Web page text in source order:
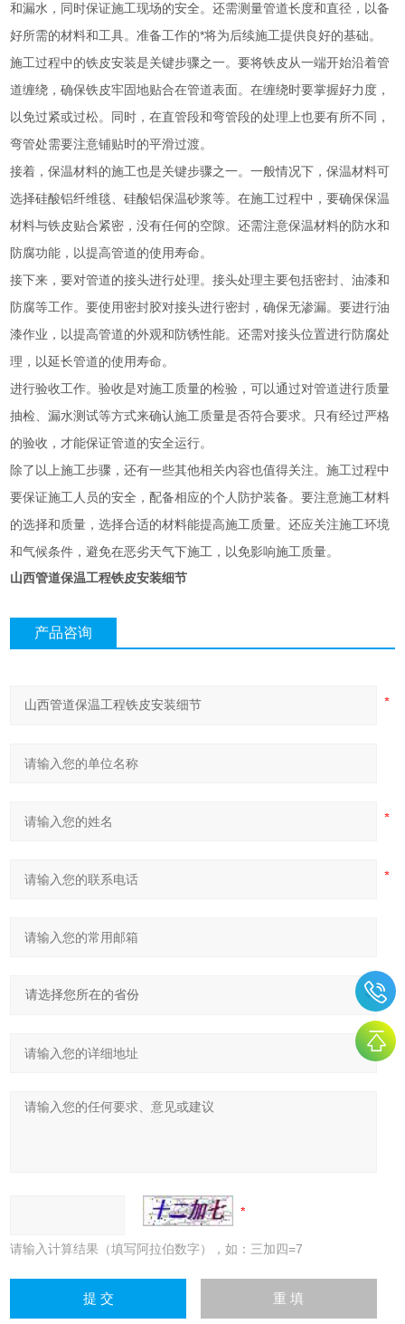
和漏水，同时保证施工现场的安全。还需测量管道长度和直径，以备
好所需的材料和工具。准备工作的*将为后续施工提供良好的基础。
施工过程中的铁皮安装是关键步骤之一。要将铁皮从一端开始沿着管
道缠绕，确保铁皮牢固地贴合在管道表面。在缠绕时要掌握好力度，
以免过紧或过松。同时，在直管段和弯管段的处理上也要有所不同，
弯管处需要注意铺贴时的平滑过渡。
接着，保温材料的施工也是关键步骤之一。一般情况下，保温材料可
选择硅酸铝纤维毯、硅酸铝保温砂浆等。在施工过程中，要确保保温
材料与铁皮贴合紧密，没有任何的空隙。还需注意保温材料的防水和
防腐功能，以提高管道的使用寿命。
接下来，要对管道的接头进行处理。接头处理主要包括密封、油漆和
防腐等工作。要使用密封胶对接头进行密封，确保无渗漏。要进行油
漆作业，以提高管道的外观和防锈性能。还需对接头位置进行防腐处
理，以延长管道的使用寿命。
进行验收工作。验收是对施工质量的检验，可以通过对管道进行质量
抽检、漏水测试等方式来确认施工质量是否符合要求。只有经过严格
的验收，才能保证管道的安全运行。
除了以上施工步骤，还有一些其他相关内容也值得关注。施工过程中
要保证施工人员的安全，配备相应的个人防护装备。要注意施工材料
的选择和质量，选择合适的材料能提高施工质量。还应关注施工环境
和气候条件，避免在恶劣天气下施工，以免影响施工质量。
山西管道保温工程铁皮安装细节
产品咨询
请输入计算结果（填写阿拉伯数字），如：三加四=7